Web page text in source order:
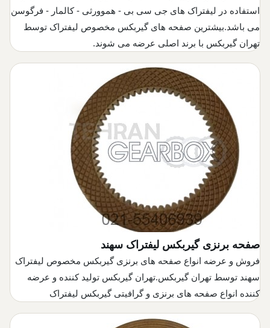
استفاده در لیفتراک های جی سی بی - هموورثی - کالمار - فرگوسن
می باشد.بیشترین صفحه های گیربکس مخصوص لیفتراک توسط
تهران گیربکس با برند اصلی عرضه می شوند.
صفحه برنزی گیربکس لیفتراک سهند
فروش و عرضه انواع صفحه های برنزی گیربکس مخصوص لیفتراک
سهند توسط تهران گیربکس.تهران گیربکس تولید کننده و عرضه
کننده انواع صفحه های برنزی و گرافیتی گیربکس لیفتراک